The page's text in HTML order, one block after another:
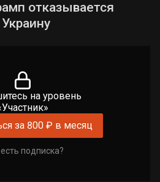
отказывается
на уровень
за 800 ₽ в месяц
подписка?